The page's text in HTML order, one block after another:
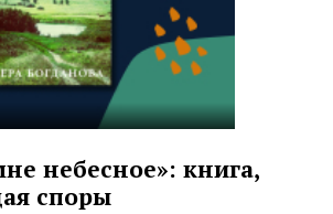
небесное»: книга,
споры